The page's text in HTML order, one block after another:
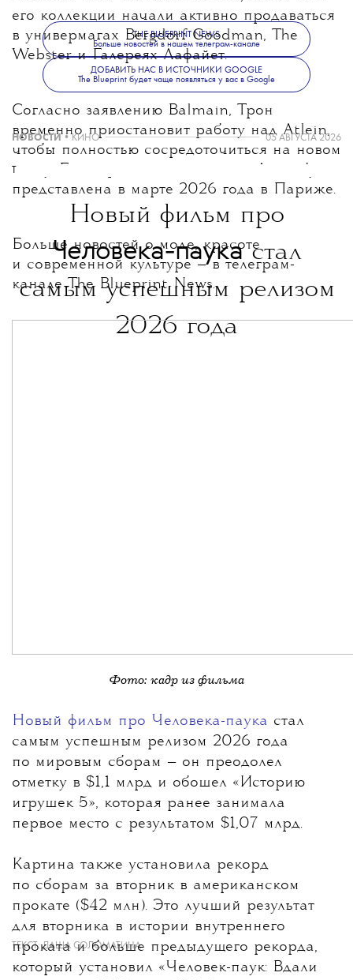
его коллекции начали активно продаваться
в универмагах Bergdorf Goodman, The
Webster и Галереях Лафайет.
Согласно заявлению Balmain, Трон
временно приостановит работу над Atlein,
чтобы полностью сосредоточиться на новом
посту. Его первая коллекция для Дома будет
представлена в марте 2026 года в Париже.
Больше новостей о моде, красоте
и современной культуре — в телеграм-
каналеThe Blueprint News.
THE BLUEPRINT NEWS
Больше новостей в нашем телеграм-канале
ДОБАВИТЬ НАС В ИСТОЧНИКИ GOOGLE
The Blueprint будет чаще появляться у вас в Google
НОВОСТИ•КИНО 05 АВГУСТА 2026
T
Новый фильм про
Человека-паукастал
самым успешным релизом
2026 года
Фото: кадр из фильма
Новый фильм про Человека-паука стал
самым успешным релизом 2026 года
по мировым сборам — он преодолел
отметку в $1,1 млрд и обошел «Историю
игрушек 5», которая ранее занимала
первое место с результатом $1,07 млрд.
Картина также установила рекорд
по сборам за вторник в американском
прокате ($42 млн). Это лучший результат
для вторника в истории внутреннего
проката и больше предыдущего рекорда,
который установил «Человек-паук: Вдали
ТЕКСТ:ДАША СОЛОМАТИНА